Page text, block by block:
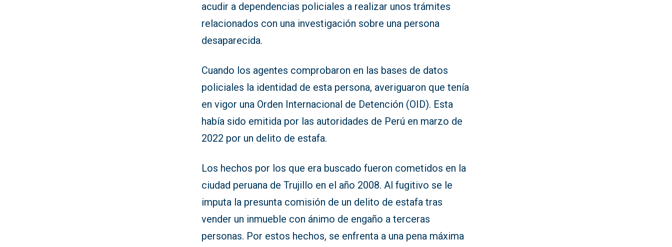
acudir a dependencias policiales a realizar unos trámites
relacionados con una investigación sobre una persona
desaparecida.
Cuando los agentes comprobaron en las bases de datos
policiales la identidad de esta persona, averiguaron que tenía
en vigor una Orden Internacional de Detención (OID). Esta
había sido emitida por las autoridades de Perú en marzo de
2022 por un delito de estafa.
Los hechos por los que era buscado fueron cometidos en la
ciudad peruana de Trujillo en el año 2008. Al fugitivo se le
imputa la presunta comisión de un delito de estafa tras
vender un inmueble con ánimo de engaño a terceras
personas. Por estos hechos, se enfrenta a una pena máxima